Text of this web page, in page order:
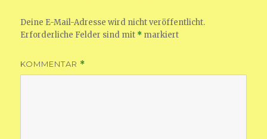
Deine E-Mail-Adresse wird nicht veröffentlicht.
Erforderliche Felder sind mit * markiert
KOMMENTAR *